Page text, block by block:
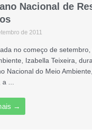
Nacional de
de 2011
no começo de
Izabella Teixeira,
Nacional do Meio
...
→